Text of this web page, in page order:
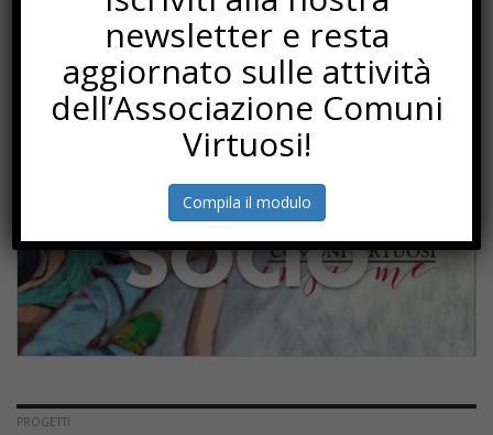
SOTTOSCRIZIONI
PROGETTI
newsletter e resta
aggiornato sulle attività
dell’Associazione Comuni
Virtuosi!
Compila il modulo